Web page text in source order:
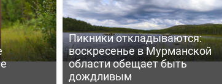
Пикники откладываются:
воскресенье в Мурманской
области обещает быть
дождливым